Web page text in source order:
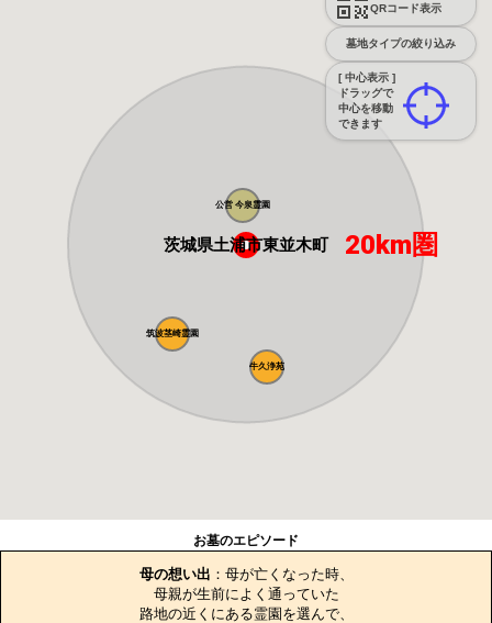
QRコード表示
墓地タイプの絞り込み
[ 中心表示 ]
ドラッグで
中心を移動
できます
牛久浄苑
筑波茎崎霊園
公営 今泉霊園
茨城県土浦市東並木町 20km圏
お墓のエピソード
母の想い出 ：母が亡くなった時、
母親が生前によく通っていた
路地の近くにある霊園を選んで、